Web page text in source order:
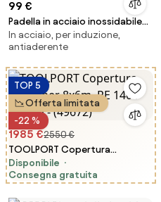
99 €
Padella in acciaio inossidabile
Pure
In acciaio, per induzione,
antiaderente
TOP 5
Offerta limitata
-22 %
1985 €2550 €
TOOLPORT Copertura
container 8x6m, PE 1400 bianco
- (49672)
Disponibile
Consegna gratuita